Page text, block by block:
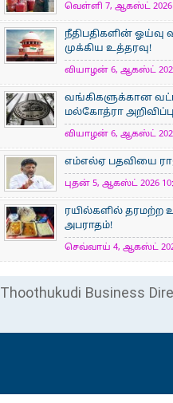
வெள்ளி 7, ஆகஸ்ட் 2026
நீதிபதிகளின் ஓய்வு
முக்கிய உத்தரவு!
வியாழன் 6, ஆகஸ்ட் 2026
வங்கிகளுக்கான
மல்கோத்ரா
வியாழன் 6, ஆகஸ்ட் 2026
எம்எல்ஏ பதவியை
புதன் 5, ஆகஸ்ட் 2026
ரயில்களில் தரமற்ற
அபராதம்!
செவ்வாய் 4, ஆகஸ்ட் 2026
Thoothukudi Business